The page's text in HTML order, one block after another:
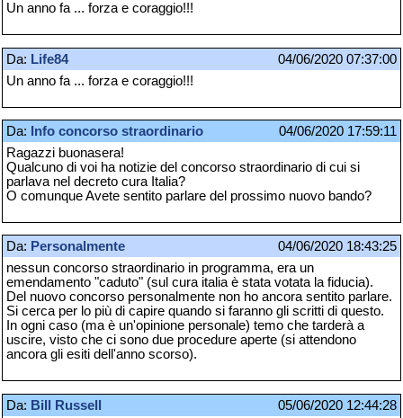
Un anno fa ... forza e coraggio!!!
Da: Life84
04/06/2020 07:37:00
Un anno fa ... forza e coraggio!!!
Da: Info concorso straordinario
04/06/2020 17:59:11
Ragazzi buonasera!
Qualcuno di voi ha notizie del concorso straordinario di cui si
parlava nel decreto cura Italia?
O comunque Avete sentito parlare del prossimo nuovo bando?
Da: Personalmente
04/06/2020 18:43:25
nessun concorso straordinario in programma, era un
emendamento "caduto" (sul cura italia è stata votata la fiducia).
Del nuovo concorso personalmente non ho ancora sentito parlare.
Si cerca per lo più di capire quando si faranno gli scritti di questo.
In ogni caso (ma è un'opinione personale) temo che tarderà a
uscire, visto che ci sono due procedure aperte (si attendono
ancora gli esiti dell'anno scorso).
Da: Bill Russell
05/06/2020 12:44:28